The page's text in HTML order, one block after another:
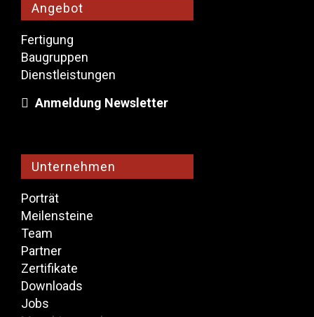
Angebot
Fertigung
Baugruppen
Dienstleistungen
Anmeldung Newsletter
Unternehmen
Porträt
Meilensteine
​​Team
Partner
Zertifikate
Downloads
Jobs